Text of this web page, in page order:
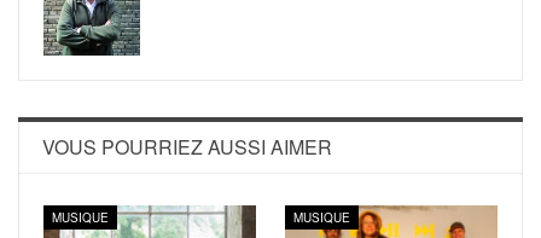
VOUS POURRIEZ AUSSI AIMER
MUSIQUE MUSIQUE